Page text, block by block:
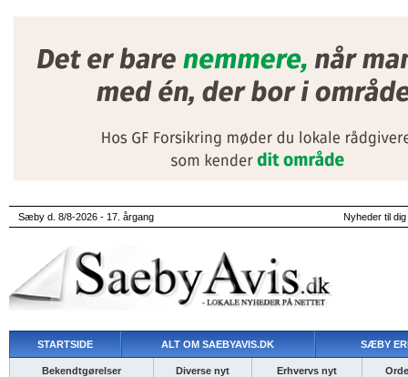
Sæby d. 8/8-2026 - 17. årgang Nyheder til
STARTSIDE ALT OM SAEBYAVIS.DK SÆBY
Bekendtgørelser Diverse nyt Erhvervs nyt